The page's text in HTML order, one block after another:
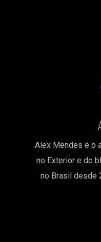
Alex Mendes é o
no Exterior e do
no Brasil desde